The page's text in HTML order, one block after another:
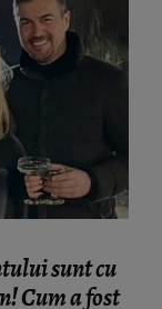
sunt cu
Cum a fost